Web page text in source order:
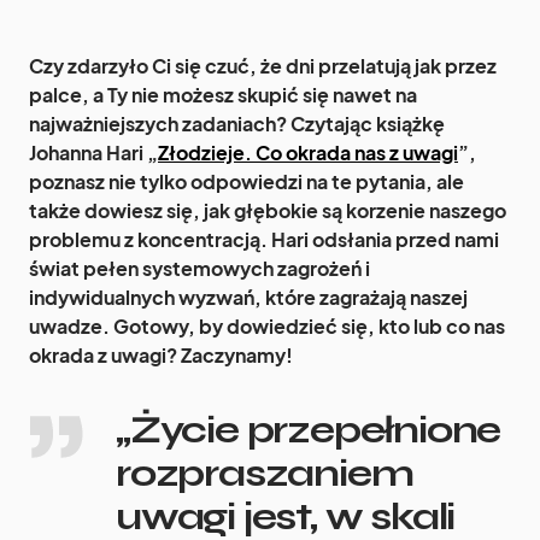
Czy zdarzyło Ci się czuć, że dni przelatują jak przez
palce, a Ty nie możesz skupić się nawet na
najważniejszych zadaniach? Czytając książkę
Johanna Hari „Złodzieje. Co okrada nas z uwagi”,
poznasz nie tylko odpowiedzi na te pytania, ale
także dowiesz się, jak głębokie są korzenie naszego
problemu z koncentracją. Hari odsłania przed nami
świat pełen systemowych zagrożeń i
indywidualnych wyzwań, które zagrażają naszej
uwadze. Gotowy, by dowiedzieć się, kto lub co nas
okrada z uwagi? Zaczynamy!
„Życie prze­peł­nione
roz­pra­sza­niem
uwagi jest, w skali